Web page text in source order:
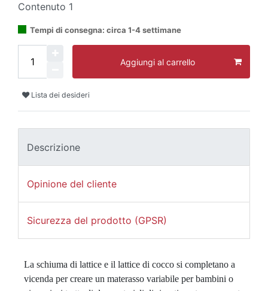
Contenuto 1
Tempi di consegna: circa 1-4 settimane
Aggiungi al carrello
Lista dei desideri
Descrizione
Opinione del cliente
Sicurezza del prodotto (GPSR)
La schiuma di lattice e il lattice di cocco si completano a
vicenda per creare un materasso variabile per bambini o